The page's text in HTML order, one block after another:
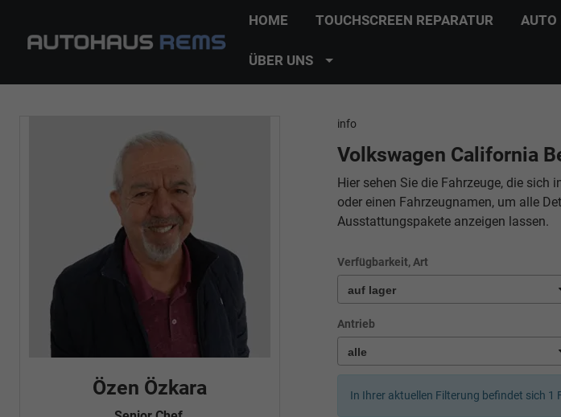
HOME TOUCHSCREEN REPARATUR AUTO
ÜBER UNS
info
Volkswagen California
Hier sehen Sie die Fahrzeuge, die
oder einen Fahrzeugnamen, um alle
Ausstattungspakete anzeigen lassen.
Verfügbarkeit, Art
Antrieb
In Ihrer aktuellen Filterung befindet sich 1
Özen Özkara Fatma Özyürek Oguz